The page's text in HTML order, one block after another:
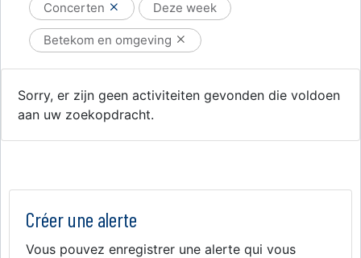
Concerten Deze week
Betekom en omgeving
Sorry, er zijn geen activiteiten gevonden die voldoen
aan uw zoekopdracht.
Créer une alerte
Vous pouvez enregistrer une alerte qui vous